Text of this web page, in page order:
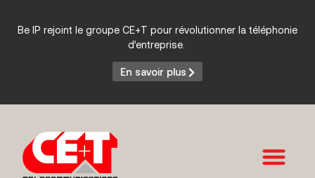
Be IP rejoint le groupe CE+T pour révolutionner la téléphonie
d’entreprise.
En savoir plus